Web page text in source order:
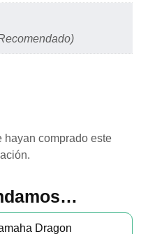
hayan comprado este